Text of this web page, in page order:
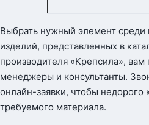
Выбрать нужный элемент
изделий, представленных в
производителя «Крепсила»,
менеджеры и консультанты.
онлайн-заявки, чтобы недорого
требуемого материала.